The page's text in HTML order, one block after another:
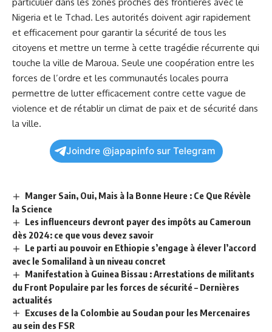
Nigeria et le ⁢Tchad. Les autorités⁣ doivent agir rapidement
et efficacement pour garantir la sécurité de tous les
citoyens et mettre un ⁢terme à cette tragédie récurrente qui
touche la ville de Maroua. Seule une coopération entre les
forces de l’ordre et les communautés locales pourra
‌permettre de lutter efficacement contre cette vague de
violence et de rétablir un climat‌ de paix et de sécurité dans
la ville.
Joindre @japapinfo sur Telegram
Manger Sain, Oui, Mais à la Bonne Heure : Ce Que Révèle
la Science
Les influenceurs devront payer des impôts au Cameroun
dès 2024: ce que vous devez savoir
Le parti au pouvoir en Ethiopie s’engage à élever l’accord
avec le Somaliland à un niveau concret
Manifestation à Guinea Bissau : Arrestations de militants
du Front Populaire par les forces de sécurité – Dernières
actualités
Excuses de la Colombie au Soudan pour les Mercenaires
au sein des FSR